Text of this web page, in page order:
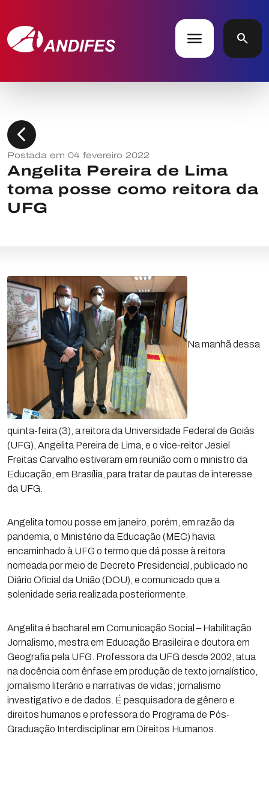
menu search
chevron_left
Postada em 04 fevereiro 2022
Angelita Pereira de Lima
toma posse como reitora da
UFG
Na manhã dessa
quinta-feira (3), a reitora da Universidade Federal de Goiás
(UFG), Angelita Pereira de Lima, e o vice-reitor Jesiel
Freitas Carvalho estiveram em reunião com o ministro da
Educação, em Brasília, para tratar de pautas de interesse
da UFG.
Angelita tomou posse em janeiro, porém, em razão da
pandemia, o Ministério da Educação (MEC) havia
encaminhado à UFG o termo que dá posse à reitora
nomeada por meio de Decreto Presidencial, publicado no
Diário Oficial da União (DOU), e comunicado que a
solenidade seria realizada posteriormente.
Angelita é bacharel em Comunicação Social – Habilitação
Jornalismo, mestra em Educação Brasileira e doutora em
Geografia pela UFG. Professora da UFG desde 2002, atua
na docência com ênfase em produção de texto jornalístico,
jornalismo literário e narrativas de vidas; jornalismo
investigativo e de dados. É pesquisadora de gênero e
direitos humanos e professora do Programa de Pós-
Graduação Interdisciplinar em Direitos Humanos.